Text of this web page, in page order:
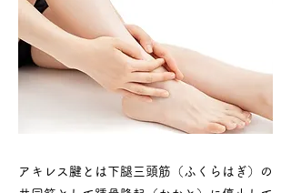
アキレス腱とは下腿三頭筋（ふくらはぎ）の